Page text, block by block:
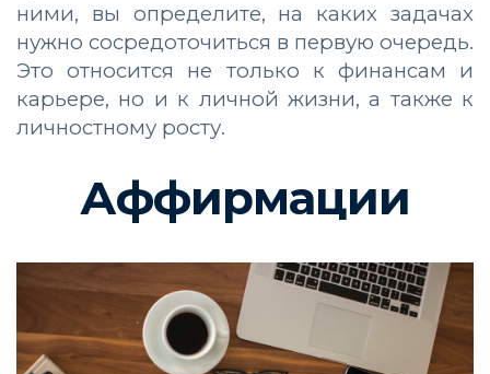
ними, вы определите, на каких задачах
нужно сосредоточиться в первую очередь.
Это относится не только к финансам и
карьере, но и к личной жизни, а также к
личностному росту.
Аффирмации